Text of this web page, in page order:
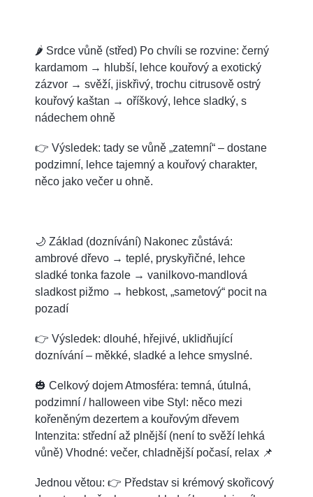
🌶️ Srdce vůně (střed) Po chvíli se rozvine: černý
kardamom → hlubší, lehce kouřový a exotický
zázvor → svěží, jiskřivý, trochu citrusově ostrý
kouřový kaštan → oříškový, lehce sladký, s
nádechem ohně
👉 Výsledek: tady se vůně „zatemní“ – dostane
podzimní, lehce tajemný a kouřový charakter,
něco jako večer u ohně.
🌙 Základ (doznívání) Nakonec zůstává:
ambrové dřevo → teplé, pryskyřičné, lehce
sladké tonka fazole → vanilkovo-mandlová
sladkost pižmo → hebkost, „sametový“ pocit na
pozadí
👉 Výsledek: dlouhé, hřejivé, uklidňující
doznívání – měkké, sladké a lehce smyslné.
🎃 Celkový dojem Atmosféra: temná, útulná,
podzimní / halloween vibe Styl: něco mezi
kořeněným dezertem a kouřovým dřevem
Intenzita: střední až plnější (není to svěží lehká
vůně) Vhodné: večer, chladnější počasí, relax 📌
Jednou větou: 👉 Představ si krémový skořicový